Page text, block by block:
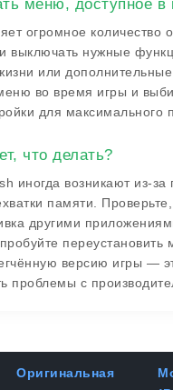
меню, доступное в
огромное количество
выключать нужные
или дополнительные
во время игры и
для максимального
что делать?
иногда возникают из-за
памяти.
другими
переустановить
версию игры —
проблемы с
Оригинальная